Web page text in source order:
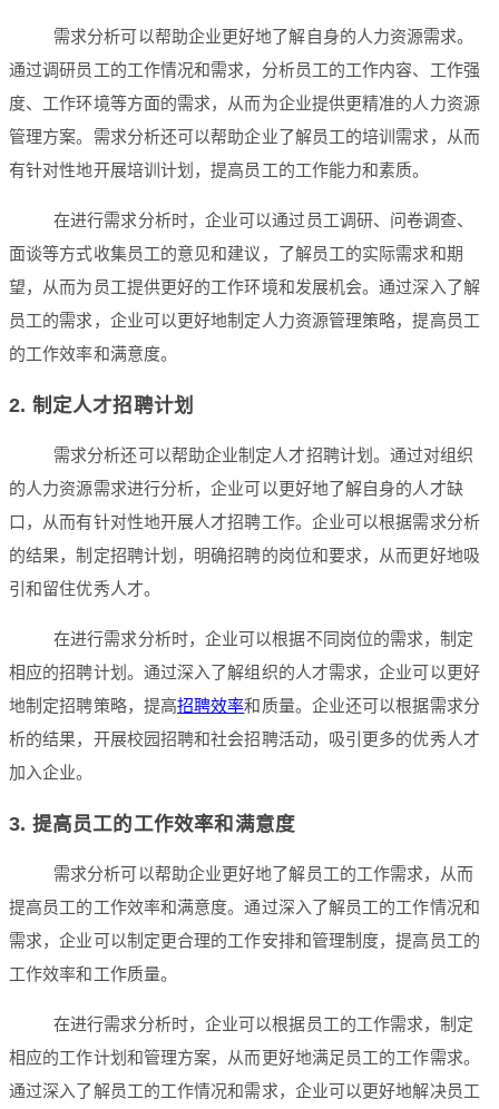
需求分析可以帮助企业更好地了解自身的人力资源需求。
通过调研员工的工作情况和需求，分析员工的工作内容、工作强
度、工作环境等方面的需求，从而为企业提供更精准的人力资源
管理方案。需求分析还可以帮助企业了解员工的培训需求，从而
有针对性地开展培训计划，提高员工的工作能力和素质。
在进行需求分析时，企业可以通过员工调研、问卷调查、
面谈等方式收集员工的意见和建议，了解员工的实际需求和期
望，从而为员工提供更好的工作环境和发展机会。通过深入了解
员工的需求，企业可以更好地制定人力资源管理策略，提高员工
的工作效率和满意度。
2. 制定人才招聘计划
需求分析还可以帮助企业制定人才招聘计划。通过对组织
的人力资源需求进行分析，企业可以更好地了解自身的人才缺
口，从而有针对性地开展人才招聘工作。企业可以根据需求分析
的结果，制定招聘计划，明确招聘的岗位和要求，从而更好地吸
引和留住优秀人才。
在进行需求分析时，企业可以根据不同岗位的需求，制定
相应的招聘计划。通过深入了解组织的人才需求，企业可以更好
地制定招聘策略，提高招聘效率和质量。企业还可以根据需求分
析的结果，开展校园招聘和社会招聘活动，吸引更多的优秀人才
加入企业。
3. 提高员工的工作效率和满意度
需求分析可以帮助企业更好地了解员工的工作需求，从而
提高员工的工作效率和满意度。通过深入了解员工的工作情况和
需求，企业可以制定更合理的工作安排和管理制度，提高员工的
工作效率和工作质量。
在进行需求分析时，企业可以根据员工的工作需求，制定
相应的工作计划和管理方案，从而更好地满足员工的工作需求。
通过深入了解员工的工作情况和需求，企业可以更好地解决员工